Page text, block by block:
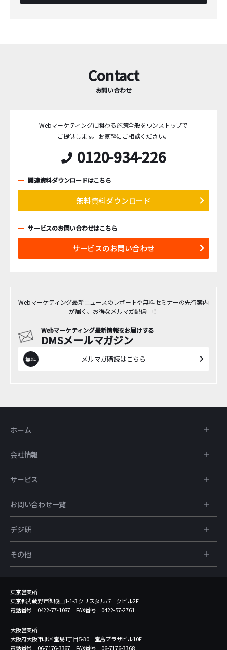
Contact
お問い合わせ
Webマーケティングに関わる施策全般をワンストップで
ご提供します。 お気軽にご相談ください。
0120-934-226
関連資料ダウンロードはこちら
無料資料ダウンロード
サービスのお問い合わせはこちら
サービスのお問い合わせ
Webマーケティング最新ニュースのレポートや無料セミナーの先行案内
が届く、お得なメルマガ配信中！
Webマーケティング最新情報をお届けする
DMSメールマガジン
メルマガ購読はこちら
ホーム
会社情報
サービス
お問い合わせ一覧
デジ研
その他
東京営業所
東京都武蔵野市御殿山1-1-3 クリスタルパークビル2F
電話番号 0422-77-1087 FAX番号 0422-57-2761
大阪営業所
大阪府大阪市北区堂島1丁目5-30 堂島プラザビル10F
電話番号 06-7176-3367 FAX番号 06-7176-3368